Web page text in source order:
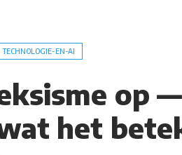
TECHNOLOGIE-EN-AI
op
het